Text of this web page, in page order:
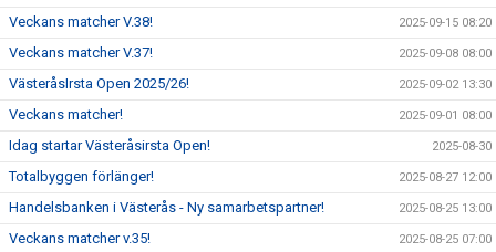
Veckans matcher V.38! 2025-09-15 08:20
Veckans matcher V.37! 2025-09-08 08:00
VästeråsIrsta Open 2025/26! 2025-09-02 13:30
Veckans matcher! 2025-09-01 08:00
Idag startar Västeråsirsta Open! 2025-08-30
Totalbyggen förlänger! 2025-08-27 12:00
Handelsbanken i Västerås - Ny samarbetspartner! 2025-08-25 13:00
Veckans matcher v.35! 2025-08-25 07:00